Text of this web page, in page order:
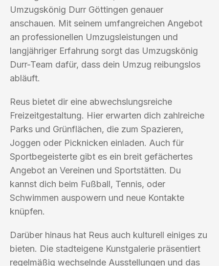
Umzugskönig Durr Göttingen genauer
anschauen. Mit seinem umfangreichen Angebot
an professionellen Umzugsleistungen und
langjähriger Erfahrung sorgt das Umzugskönig
Durr-Team dafür, dass dein Umzug reibungslos
abläuft.
Reus bietet dir eine abwechslungsreiche
Freizeitgestaltung. Hier erwarten dich zahlreiche
Parks und Grünflächen, die zum Spazieren,
Joggen oder Picknicken einladen. Auch für
Sportbegeisterte gibt es ein breit gefächertes
Angebot an Vereinen und Sportstätten. Du
kannst dich beim Fußball, Tennis, oder
Schwimmen auspowern und neue Kontakte
knüpfen.
Darüber hinaus hat Reus auch kulturell einiges zu
bieten. Die stadteigene Kunstgalerie präsentiert
regelmäßig wechselnde Ausstellungen und das